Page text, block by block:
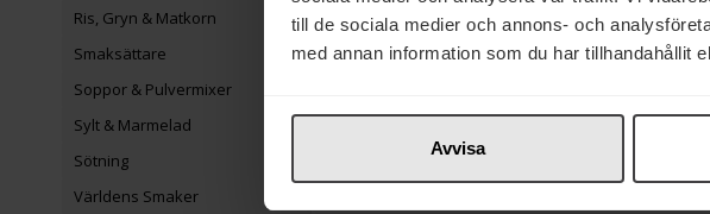
till de sociala medier och annons- och
med annan information som du har tillhandahållit
Avvisa
Ris, Gryn & Matkorn
Smaksättare
Soppor & Pulvermixer
Sylt & Marmelad
Sötning
Världens Smaker
Garant Mandel Skållad
Hel 100g
Köp
Monin Coffee Set
5x5cl
Köp